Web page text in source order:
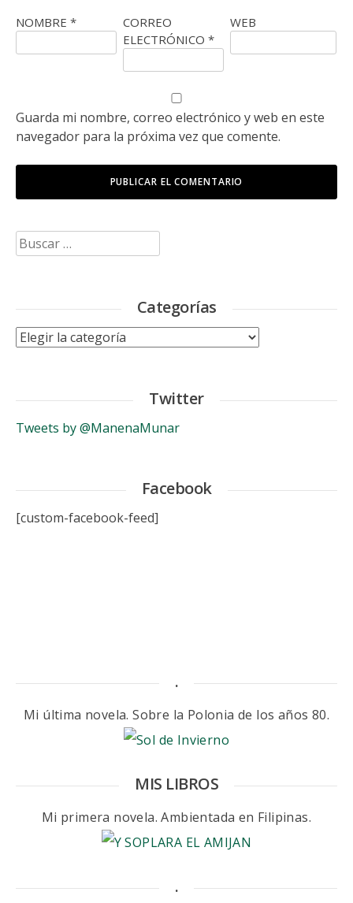
NOMBRE *
CORREO
ELECTRÓNICO *
WEB
Guarda mi nombre, correo electrónico y web en este
navegador para la próxima vez que comente.
Buscar:
Categorías
Categorías
Twitter
Tweets by @ManenaMunar
Facebook
[custom-facebook-feed]
.
Mi última novela. Sobre la Polonia de los años 80.
MIS LIBROS
Mi primera novela. Ambientada en Filipinas.
.